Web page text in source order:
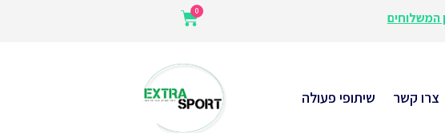
המשלוחים
צרו קשר שיתופי פעולה